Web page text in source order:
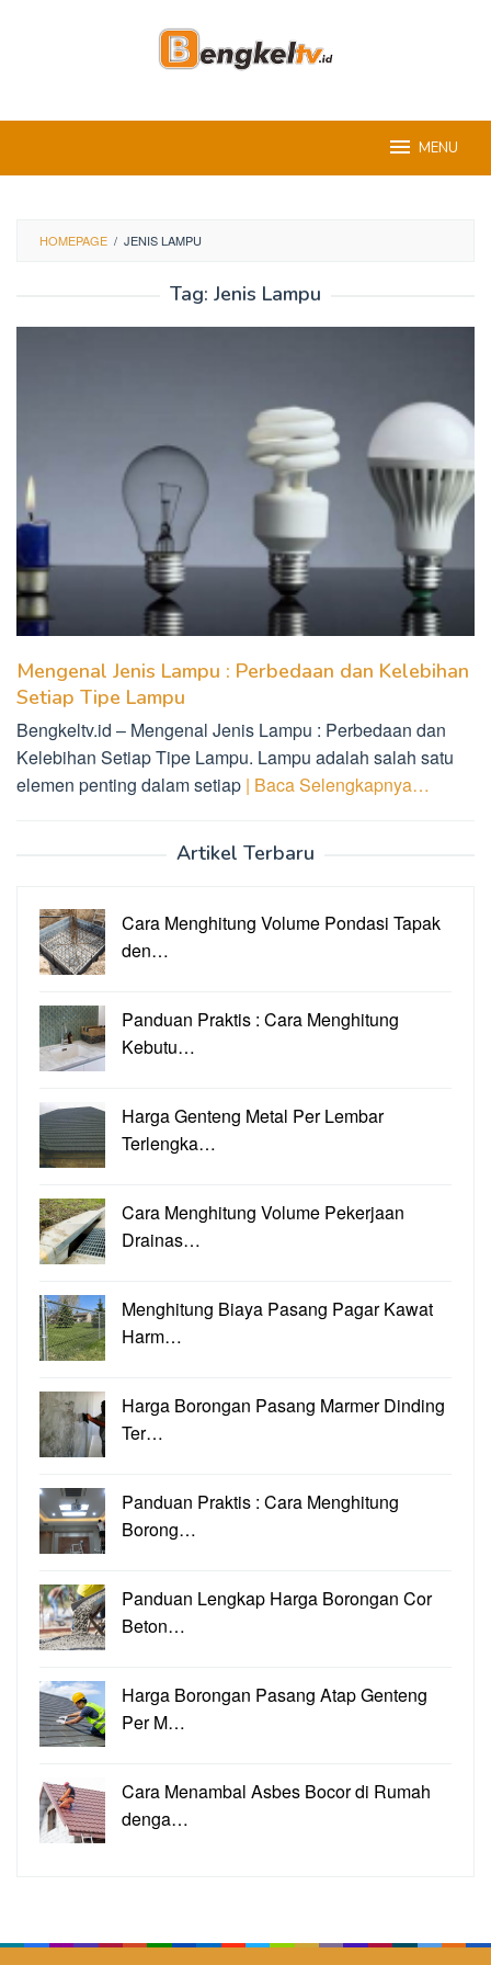
MENU
HOMEPAGE / JENIS LAMPU
Tag: Jenis Lampu
Mengenal Jenis Lampu : Perbedaan dan Kelebihan
Setiap Tipe Lampu
Bengkeltv.id – Mengenal Jenis Lampu : Perbedaan dan
Kelebihan Setiap Tipe Lampu. Lampu adalah salah satu
elemen penting dalam setiap | Baca Selengkapnya…
Artikel Terbaru
Cara Menghitung Volume Pondasi Tapak
den…
Panduan Praktis : Cara Menghitung
Kebutu…
Harga Genteng Metal Per Lembar
Terlengka…
Cara Menghitung Volume Pekerjaan
Drainas…
Menghitung Biaya Pasang Pagar Kawat
Harm…
Harga Borongan Pasang Marmer Dinding
Ter…
Panduan Praktis : Cara Menghitung
Borong…
Panduan Lengkap Harga Borongan Cor
Beton…
Harga Borongan Pasang Atap Genteng
Per M…
Cara Menambal Asbes Bocor di Rumah
denga…